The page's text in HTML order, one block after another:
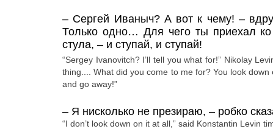
– Сергей Иваныч? А вот к чему! –
Только одно… Для чего ты приехал
стула, – и ступай, и ступай!
“Sergey Ivanovitch? I’ll tell you what for!” Nikolay
thing.... What did you come to me for? You look
and go away!”
– Я нисколько не презираю, – робко
“I don’t look down on it at all,” said Konstantin Levin